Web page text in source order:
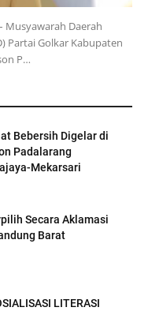
Musyawarah Daerah
Partai Golkar Kabupaten
P…
Bebersih Digelar di
Padalarang
Mekarsari
Secara Aklamasi
Barat
LITERASI